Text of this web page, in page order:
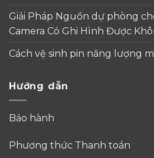
Giải Pháp Nguồn dự phòng
Camera Có Ghi Hình Được
Cách vệ sinh pin năng lượng
Hướng dẫn
Bảo hành
Phương thức Thanh toán